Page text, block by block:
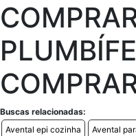
Buscas relacionadas:
Avental epi cozinha
Avental